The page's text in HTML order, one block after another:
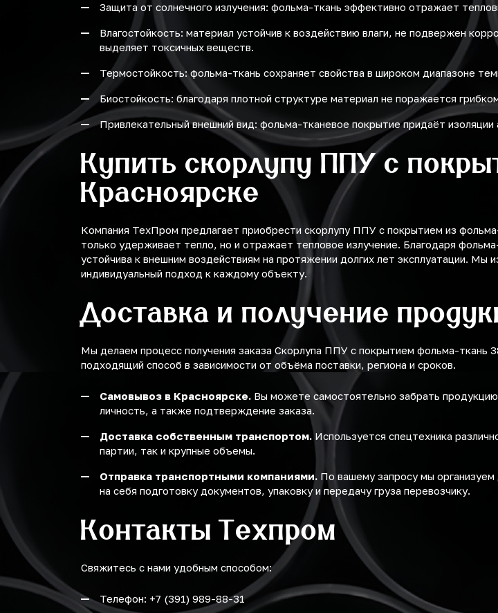
Защита от солнечного излучения: фольма-ткань эффективно отражает
Влагостойкость: материал устойчив к воздействию влаги, не подвержен
выделяет токсичных веществ.
Термостойкость: фольма-ткань сохраняет свойства в широком диапазоне
Биостойкость: благодаря плотной структуре материал не поражается
Привлекательный внешний вид: фольма-тканевое покрытие придаёт изоляции
Купить скорлупу ППУ с
Красноярске
Компания ТехПром предлагает приобрести скорлупу ППУ с покрытием из
только удерживает тепло, но и отражает тепловое излучение. Благодаря
устойчива к внешним воздействиям на протяжении долгих лет эксплуатации. Мы
индивидуальный подход к каждому объекту.
Доставка и получение
Мы делаем процесс получения заказа Скорлупа ППУ с покрытием фольма-
подходящий способ в зависимости от объёма поставки, региона и сроков.
Самовывоз в Красноярске. Вы можете самостоятельно забрать
личность, а также подтверждение заказа.
Доставка собственным транспортом.Используется спецтехника
партии, так и крупные объемы.
Отправка транспортными компаниями. По вашему запросу мы
на себя подготовку документов, упаковку и передачу груза перевозчику.
Контакты Техпром
Свяжитесь с нами удобным способом:
Телефон: +7 (391) 989-88-31